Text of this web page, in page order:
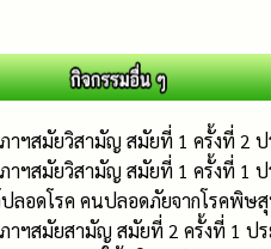
าฯสมัยวิสามัญ สมัยที่ 1 ครั้งที่ 2
าฯสมัยวิสามัญ สมัยที่ 1 ครั้งที่ 1
ปลอดโรค คนปลอดภัยจากโรคพิ
าฯสมัยสามัญ สมัยที่ 2 ครั้งที่ 1 ป